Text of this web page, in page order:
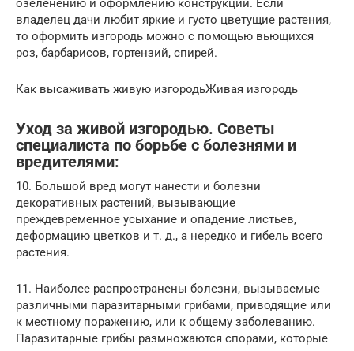
владелец дачи любит яркие и густо цветущие растения,
то оформить изгородь можно с помощью вьющихся
роз, барбарисов, гортензий, спирей.
Как высаживать живую изгородьЖивая изгородь
Уход за живой изгородью. Советы
специалиста по борьбе с болезнями и
вредителями:
10. Большой вред могут нанести и болезни
декоративных растений, вызывающие
преждевременное усыхание и опадение листьев,
деформацию цветков и т. д., а нередко и гибель всего
растения.
11. Наиболее распространены болезни, вызываемые
различными паразитарными грибами, приводящие или
к местному поражению, или к общему заболеванию.
Паразитарные грибы размножаются спорами, которые